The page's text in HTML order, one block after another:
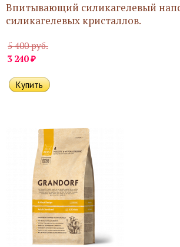
Впитывающий силикагелевый
силикагелевых кристаллов.
5 400 руб.
3 240₽